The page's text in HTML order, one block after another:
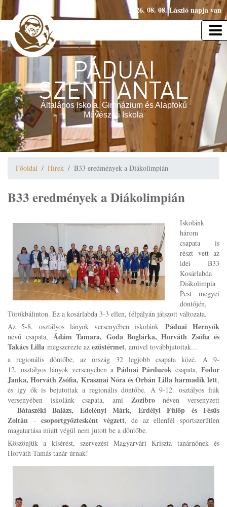
2026. 08. 08. László napja van
PÁDUAI
SZENT ANTAL
Általános Iskola, Gimnázium és Alapfokú
Művészeti Iskola
Főoldal Hírek B33 eredmények a Diákolimpián
B33 eredmények a Diákolimpián
Iskolánk
három
csapata is
részt vett az
idei B33
Kosárlabda
Diákolimpia
Pest megyei
döntőjén,
Törökbálinton. Ez a kosárlabda 3-3 ellen, félpályán játszott változata.
Az 5-8. osztályos lányok versenyében iskolánk Páduai Hernyók
nevű csapata, Ádám Tamara, Goda Boglárka, Horváth Zsófia és
Takács Lilla megszerezte az ezüstérmet, amivel továbbjutottak...
a regionális döntőbe, az ország 32 legjobb csapata közé. A 9-
12. osztályos lányok versenyében aPáduai Párducokcsapata, Fodor
Janka, Horváth Zsófia, Krasznai Nóra és Orbán Lilla harmadik lett,
és így ők is bejutottak a regionális döntőbe. A 9-12. osztályos fiúk
versenyében iskolánk csapata, ami Zozibronéven versenyzett
- Bátaszéki Balázs, Edelényi Márk, Erdélyi Fülöp és Fésűs
Zoltán -csoportgyőztesként végzett, de az ellenfél sportszerűtlen
magatartása miatt végül nem jutott be a döntőbe.
Köszönjük a kísérést, szervezést Magyarvári Kriszta tanárnőnek és
Horváth Tamás tanár úrnak!